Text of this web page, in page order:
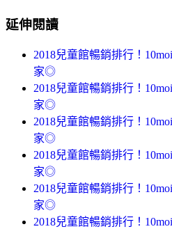
延伸閱讀
2018兒童館暢銷排行！
家◎
2018兒童館暢銷排行！
家◎
2018兒童館暢銷排行！
家◎
2018兒童館暢銷排行！
家◎
2018兒童館暢銷排行！
家◎
2018兒童館暢銷排行！